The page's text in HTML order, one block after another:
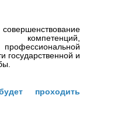
совершенствование
компетенций,
государственной и
проходить